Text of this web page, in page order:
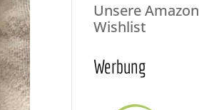
Unsere Amazon
Wishlist
Werbung